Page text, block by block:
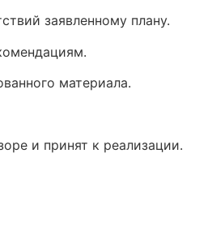
заявленному плану.
материала.
и принят к реализации.